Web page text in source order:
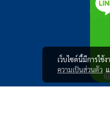
เว็บไซต์นี้มีการใช้
ความเป็นส่วนตัว